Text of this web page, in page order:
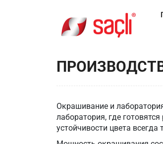
Окрашивание и
лаборатория, где
устойчивости цвета